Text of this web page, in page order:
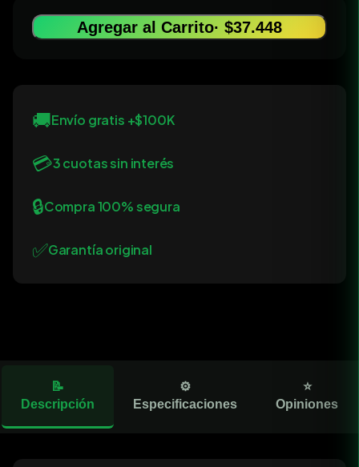
Agregar al Carrito· $37.448
🚚Envío gratis +$100K
💳3 cuotas sin interés
🔒Compra 100% segura
✅Garantía original
📝
Descripción
⚙️
Especificaciones
⭐
Opiniones